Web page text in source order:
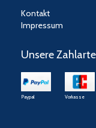
Kontakt
Impressum
Unsere
Paypal Vorkasse